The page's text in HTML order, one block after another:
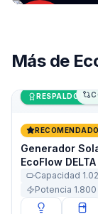
Más de
Generador
Últimas
RESPALDO DE
RECOMENDADO
Generador
EcoFlow DELTA
Capacidad
Potencia 1.800